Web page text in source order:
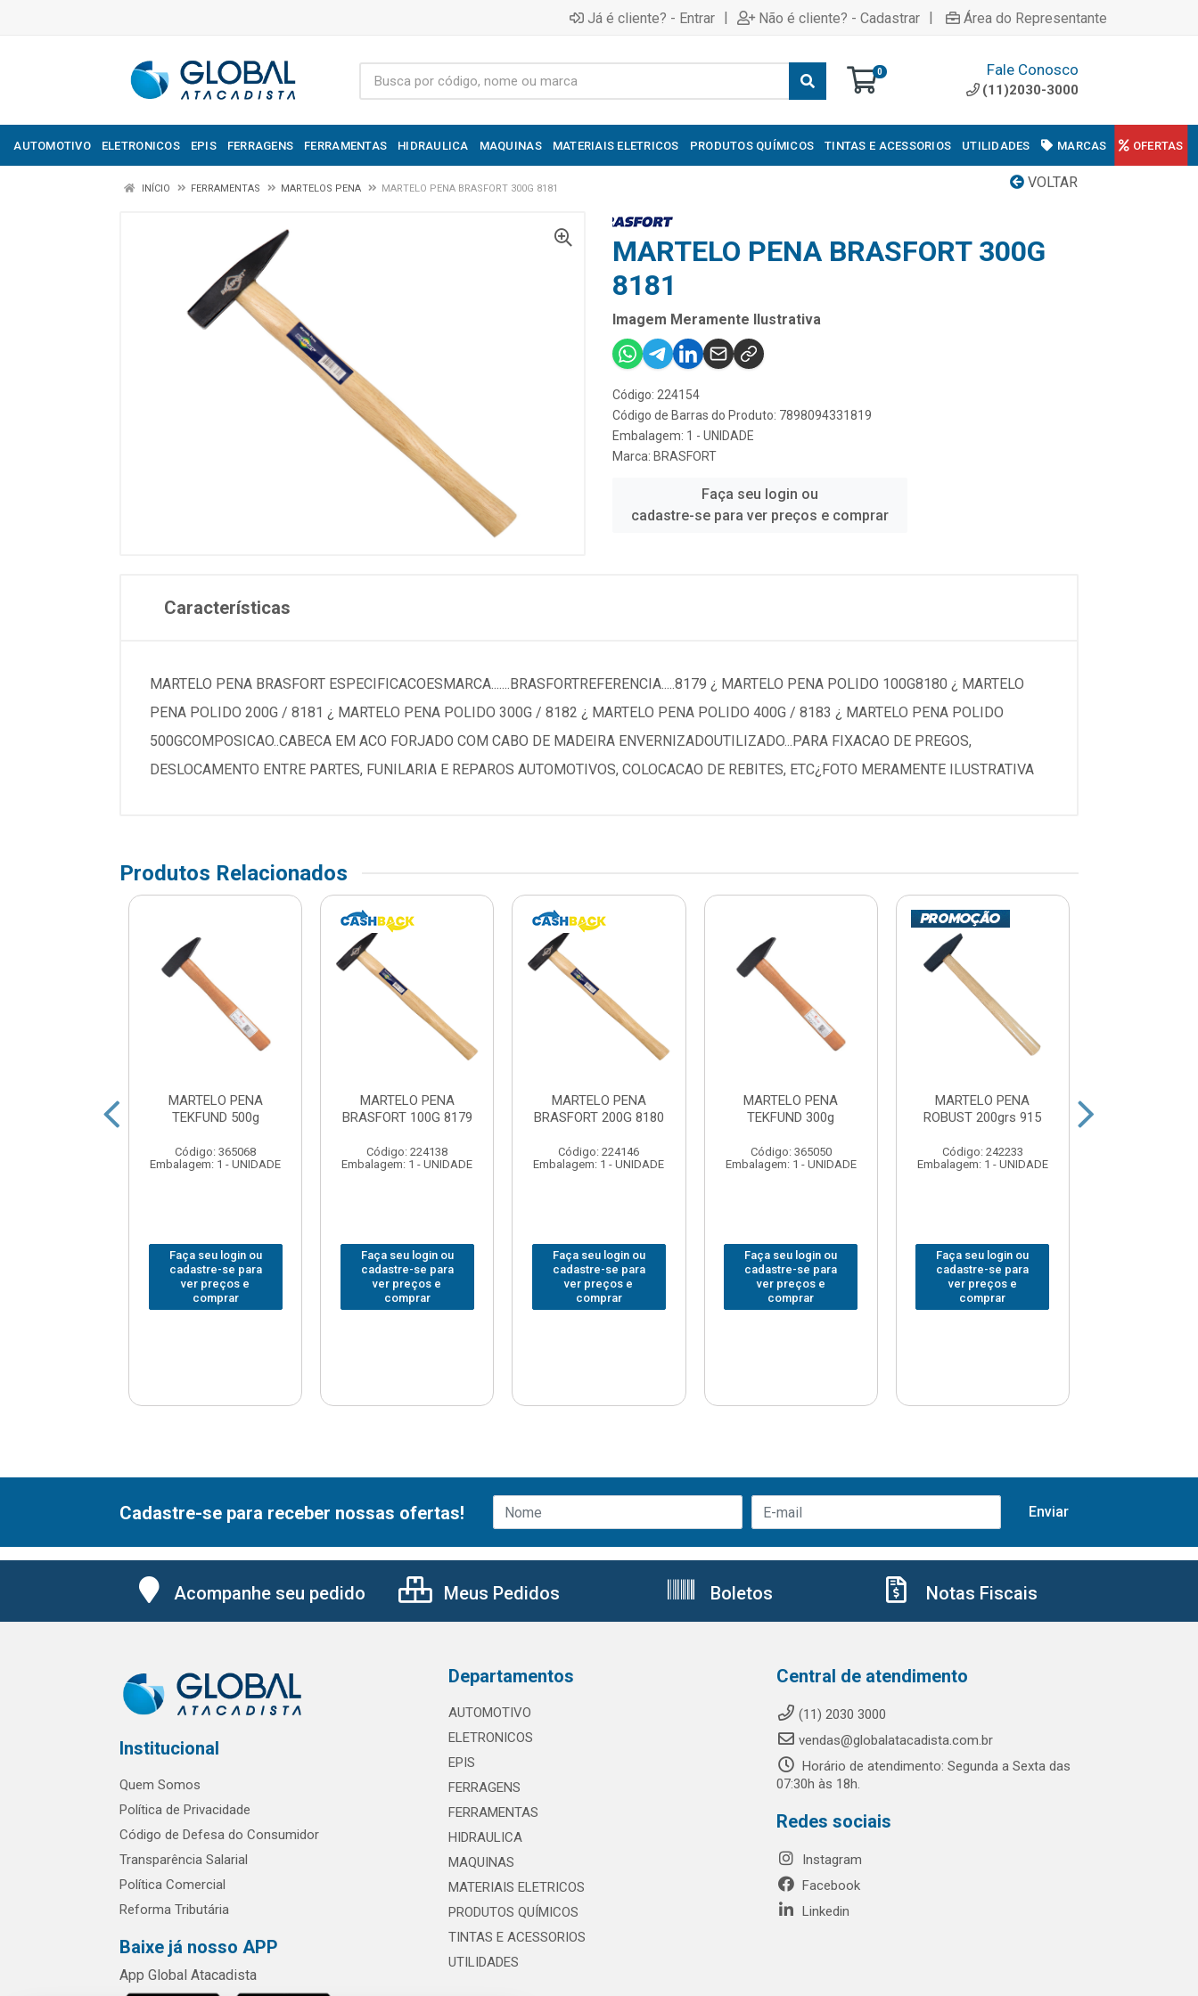
Já é cliente? - Entrar | Não é cliente? - Cadastrar | Área do Representante
0 Fale Conosco
(11)2030-3000
AUTOMOTIVO ELETRONICOS EPIS FERRAGENS FERRAMENTAS HIDRAULICA MAQUINAS MATERIAIS ELETRICOS PRODUTOS QUÍMICOS TINTAS E ACESSORIOS UTILIDADES MARCAS OFERTAS
VOLTAR
INÍCIO FERRAMENTAS MARTELOS PENA MARTELO PENA BRASFORT 300G 8181
MARTELO PENA BRASFORT 300G
8181
Imagem Meramente Ilustrativa
Código: 224154
Código de Barras do Produto: 7898094331819
Embalagem: 1 - UNIDADE
Marca: BRASFORT
Faça seu login ou
cadastre-se para ver preços e comprar
Características
MARTELO PENA BRASFORT ESPECIFICACOESMARCA.......BRASFORTREFERENCIA.....8179 ¿ MARTELO PENA POLIDO 100G8180 ¿ MARTELO
PENA POLIDO 200G / 8181 ¿ MARTELO PENA POLIDO 300G / 8182 ¿ MARTELO PENA POLIDO 400G / 8183 ¿ MARTELO PENA POLIDO
500GCOMPOSICAO..CABECA EM ACO FORJADO COM CABO DE MADEIRA ENVERNIZADOUTILIZADO...PARA FIXACAO DE PREGOS,
DESLOCAMENTO ENTRE PARTES, FUNILARIA E REPAROS AUTOMOTIVOS, COLOCACAO DE REBITES, ETC¿FOTO MERAMENTE ILUSTRATIVA
Produtos Relacionados
MARTELO PENA
TEKFUND 500g
Código: 365068
Embalagem: 1 - UNIDADE
Faça seu login ou
cadastre-se para
ver preços e
comprar
MARTELO PENA
BRASFORT 100G 8179
Código: 224138
Embalagem: 1 - UNIDADE
Faça seu login ou
cadastre-se para
ver preços e
comprar
MARTELO PENA
BRASFORT 200G 8180
Código: 224146
Embalagem: 1 - UNIDADE
Faça seu login ou
cadastre-se para
ver preços e
comprar
MARTELO PENA
TEKFUND 300g
Código: 365050
Embalagem: 1 - UNIDADE
Faça seu login ou
cadastre-se para
ver preços e
comprar
MARTELO PENA
ROBUST 200grs 915
Código: 242233
Embalagem: 1 - UNIDADE
Faça seu login ou
cadastre-se para
ver preços e
comprar
Cadastre-se para receber nossas ofertas!
Acompanhe seu pedido Meus Pedidos Boletos Notas Fiscais
Institucional
Quem Somos
Política de Privacidade
Código de Defesa do Consumidor
Transparência Salarial
Política Comercial
Reforma Tributária
Baixe já nosso APP
App Global Atacadista
Departamentos
AUTOMOTIVO
ELETRONICOS
EPIS
FERRAGENS
FERRAMENTAS
HIDRAULICA
MAQUINAS
MATERIAIS ELETRICOS
PRODUTOS QUÍMICOS
TINTAS E ACESSORIOS
UTILIDADES
Central de atendimento
(11) 2030 3000
vendas@globalatacadista.com.br
Horário de atendimento: Segunda a Sexta das
07:30h às 18h.
Redes sociais
Instagram
Facebook
Linkedin